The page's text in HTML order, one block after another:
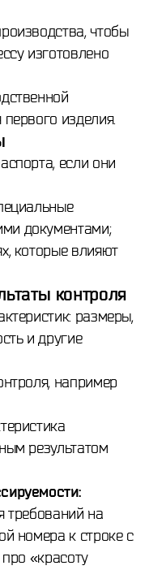
чтобы
изготовлено
изделия.
если они
документами;
которые влияют
контроля
размеры,
и другие
например
результатом
требований на
номера к строке с
«красоту